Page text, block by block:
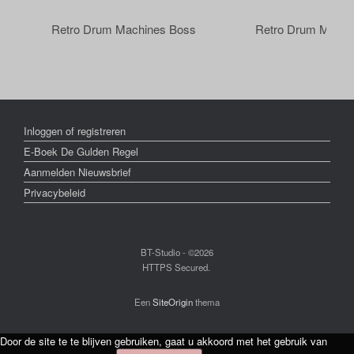
Retro Drum Machines Boss Retro Drum
Inloggen of registreren
E-Boek De Gulden Regel
Aanmelden Nieuwsbrief
Privacybeleid
BT-Studio - ©2026
HTTPS Secured.
EenSiteOriginthema
Door de site te te blijven gebruiken, gaat u akkoord met het gebruik van